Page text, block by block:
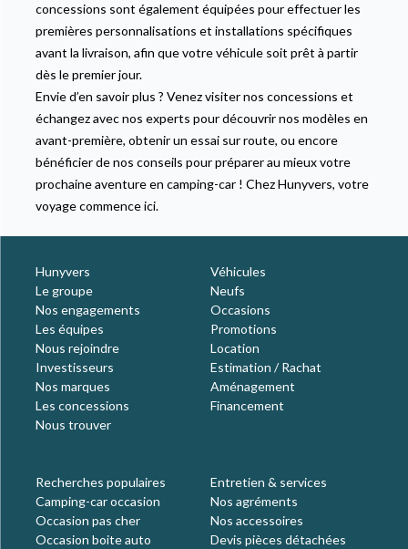
concessions sont également équipées pour effectuer les
premières personnalisations et installations spécifiques
avant la livraison, afin que votre véhicule soit prêt à partir
dès le premier jour.
Envie d’en savoir plus ? Venez visiter nos concessions et
échangez avec nos experts pour découvrir nos modèles en
avant-première, obtenir un essai sur route, ou encore
bénéficier de nos conseils pour préparer au mieux votre
prochaine aventure en camping-car ! Chez Hunyvers, votre
voyage commence ici.
Hunyvers
Le groupe
Nos engagements
Les équipes
Nous rejoindre
Investisseurs
Nos marques
Les concessions
Nous trouver
Véhicules
Neufs
Occasions
Promotions
Location
Estimation / Rachat
Aménagement
Financement
Recherches populaires
Camping-car occasion
Occasion pas cher
Occasion boite auto
Entretien & services
Nos agréments
Nos accessoires
Devis pièces détachées